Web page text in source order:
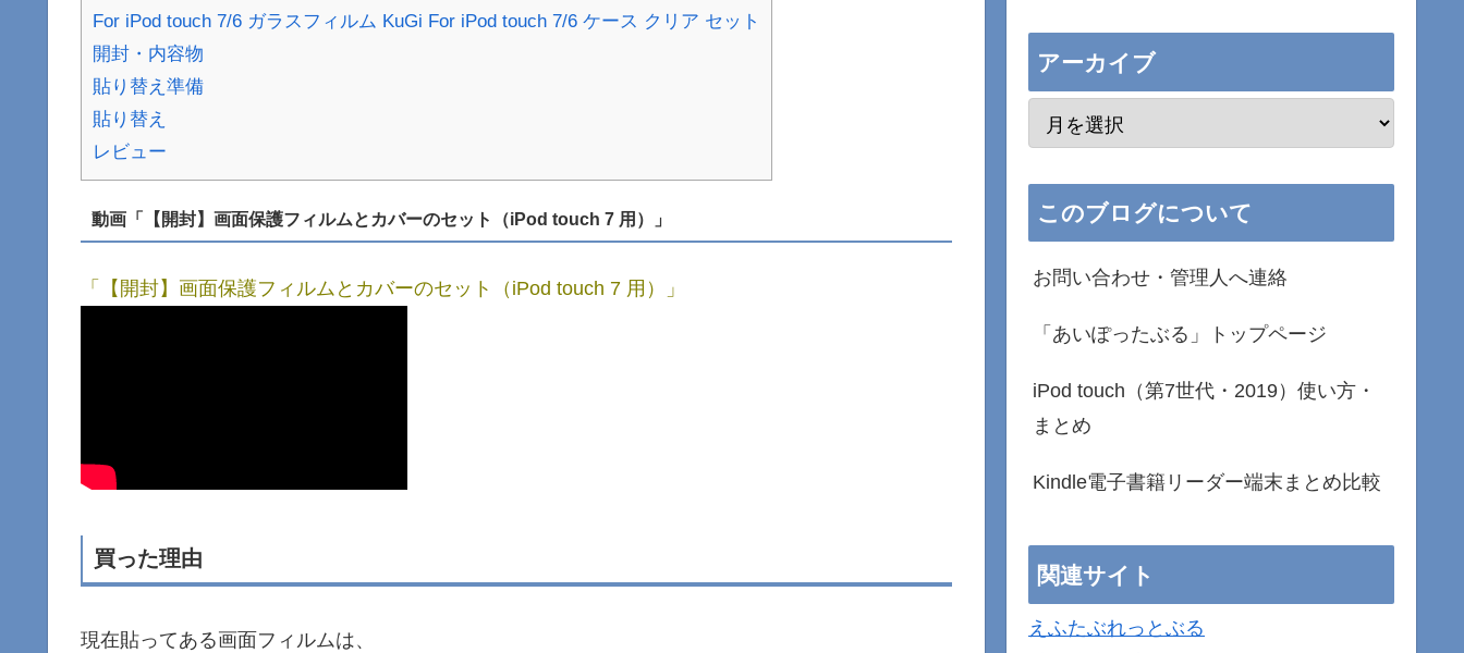
For iPod touch 7/6 ガラスフィルム KuGi For iPod touch 7/6 ケース クリア セット
開封・内容物
貼り替え準備
貼り替え
レビュー
動画「【開封】画面保護フィルムとカバーのセット（iPod touch 7 用）」
「【開封】画面保護フィルムとカバーのセット（iPod touch 7 用）」
買った理由
現在貼ってある画面フィルムは、
アーカイブ
このブログについて
お問い合わせ・管理人へ連絡
「あいぽったぶる」トップページ
iPod touch（第7世代・2019）使い方・
まとめ
Kindle電子書籍リーダー端末まとめ比較
関連サイト
えふたぶれっとぶる